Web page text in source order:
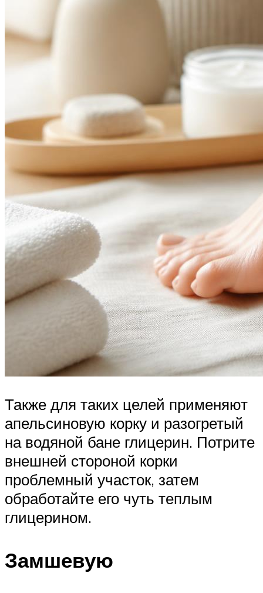
Также для таких целей применяют
апельсиновую корку и разогретый
на водяной бане глицерин. Потрите
внешней стороной корки
проблемный участок, затем
обработайте его чуть теплым
глицерином.
Замшевую